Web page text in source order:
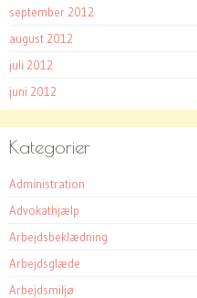
september 2012
august 2012
juli 2012
juni 2012
Kategorier
Administration
Advokathjælp
Arbejdsbeklædning
Arbejdsglæde
Arbejdsmiljø